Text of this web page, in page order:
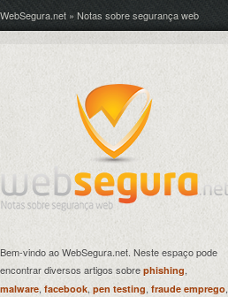
WebSegura.net » Notas sobre segurança web
Bem-vindo ao WebSegura.net. Neste espaço pode
encontrar diversos artigos sobre phishing,
malware, facebook, pen testing fraude emprego,